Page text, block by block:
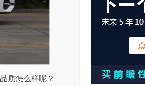
质怎么样呢？